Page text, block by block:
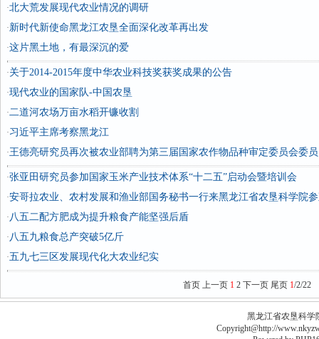
·北大荒发展现代农业情况的调研
·新时代新使命黑龙江农垦全面深化改革再出发
·这片黑土地，有最深沉的爱
·关于2014-2015年度中华农业科技奖获奖成果的公告
·现代农业的国家队-中国农垦
·二道河农场万亩水稻开镰收割
·习近平主席考察黑龙江
·王德亮研究员再次被农业部聘为第三届国家农作物品种审定委员会委员
·张亚田研究员参加国家玉米产业技术体系“十二五”启动会暨培训会
·安哥拉农业、农村发展和渔业部国务秘书一行来黑龙江省农垦科学院
·八五二配方肥成为提升粮食产能坚强后盾
·八五九粮食总产突破5亿斤
·五九七三区发展现代化大农业纪实
首页 上一页 1 2 下一页 尾页 1/2/22
黑龙江省农垦科学
Copyright@http://